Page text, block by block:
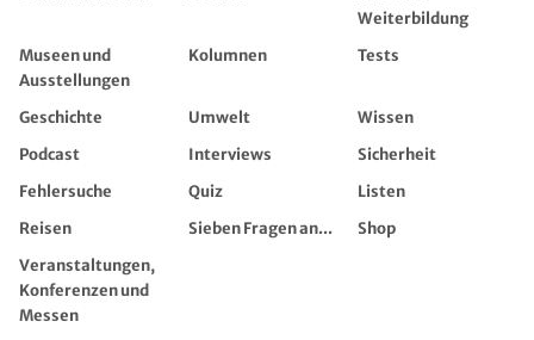
Weiterbildung
Museen und
Ausstellungen
Kolumnen Tests
Geschichte Umwelt
Wissen
Podcast
Interviews
Sicherheit
Fehlersuche
Quiz
Listen
Reisen
Sieben Fragen an...
Shop
Veranstaltungen,
Konferenzen und
Messen